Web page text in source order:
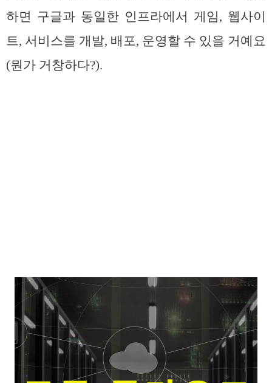
하면 구글과 동일한 인프라에서 게임, 웹사이
트, 서비스를 개발, 배포, 운영할 수 있을 거예요
(뭔가 거창하다?).